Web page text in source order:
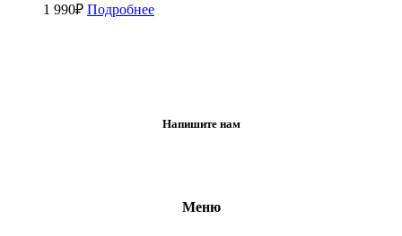
1 990₽ Подробнее
Напишите нам
Меню